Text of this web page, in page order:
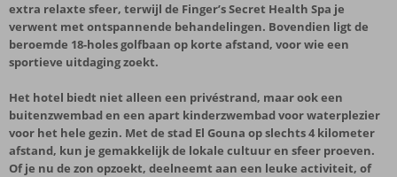
extra relaxte sfeer, terwijl de Finger’s Secret Health Spa je
verwent met ontspannende behandelingen. Bovendien ligt de
beroemde 18-holes golfbaan op korte afstand, voor wie een
sportieve uitdaging zoekt.
Het hotel biedt niet alleen een privéstrand, maar ook een
buitenzwembad en een apart kinderzwembad voor waterplezier
voor het hele gezin. Met de stad El Gouna op slechts 4 kilometer
afstand, kun je gemakkelijk de lokale cultuur en sfeer proeven.
Of je nu de zon opzoekt, deelneemt aan een leuke activiteit, of